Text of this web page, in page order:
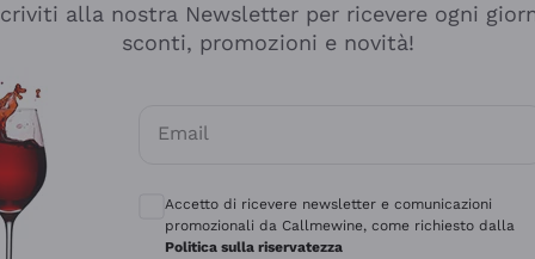
diversi e con un ampio range di prezzo. Le
alla nostra Newsletter per ricevere ogni
sconti, promozioni e novità!
Email
Accetto di ricevere newsletter e comunicazioni
promozionali da Callmewine, come richiesto dalla
Politica sulla riservatezza